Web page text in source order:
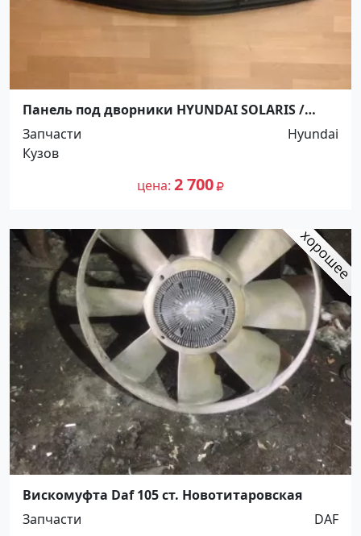
Панель под дворники HYUNDAI SOLARIS /
ACCENT 10- (Жабо) Краснодар
Запчасти
Hyundai
Кузов
цена 2 700
Вискомуфта Daf 105 ст. Новотитаровская
Запчасти
DAF